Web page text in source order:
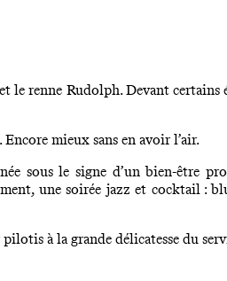
le renne Rudolph. Devant certains
mieux sans en avoir l’air.
sous le signe d’un bien-être
une soirée jazz et cocktail :
à la grande délicatesse du